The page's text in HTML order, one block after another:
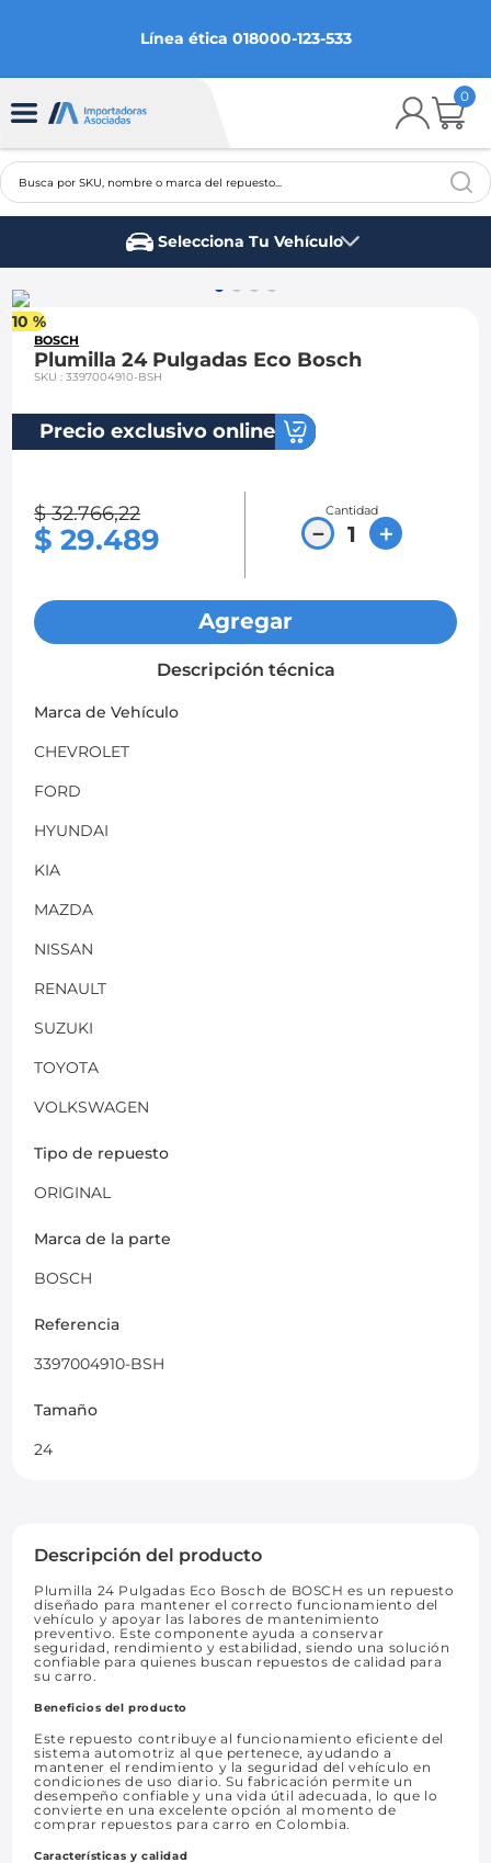
Línea ética 018000-123-533
0
Busca por SKU, nombre o marca del repuesto...
Selecciona Tu Vehículo
10 %
BOSCH
Plumilla 24 Pulgadas Eco Bosch
SKU:3397004910-BSH
Precio exclusivo online
$ 32.766,22
$ 29.489
Cantidad
＋
－
Agregar
Descripción técnica
Marca de Vehículo
CHEVROLET
FORD
HYUNDAI
KIA
MAZDA
NISSAN
RENAULT
SUZUKI
TOYOTA
VOLKSWAGEN
Tipo de repuesto
ORIGINAL
Marca de la parte
BOSCH
Referencia
3397004910-BSH
Tamaño
24
Descripción del producto
Plumilla 24 Pulgadas Eco Bosch de BOSCH es un repuesto
diseñado para mantener el correcto funcionamiento del
vehículo y apoyar las labores de mantenimiento
preventivo. Este componente ayuda a conservar
seguridad, rendimiento y estabilidad, siendo una solución
confiable para quienes buscan repuestos de calidad para
su carro.
Beneficios del producto
Este repuesto contribuye al funcionamiento eficiente del
sistema automotriz al que pertenece, ayudando a
mantener el rendimiento y la seguridad del vehículo en
condiciones de uso diario. Su fabricación permite un
desempeño confiable y una vida útil adecuada, lo que lo
convierte en una excelente opción al momento de
comprar repuestos para carro en Colombia.
Características y calidad
2
3.
spark gt
ford fiesta
5.
optra
6.
mazda 3
chevrolet spark gt
. chevrolet sail